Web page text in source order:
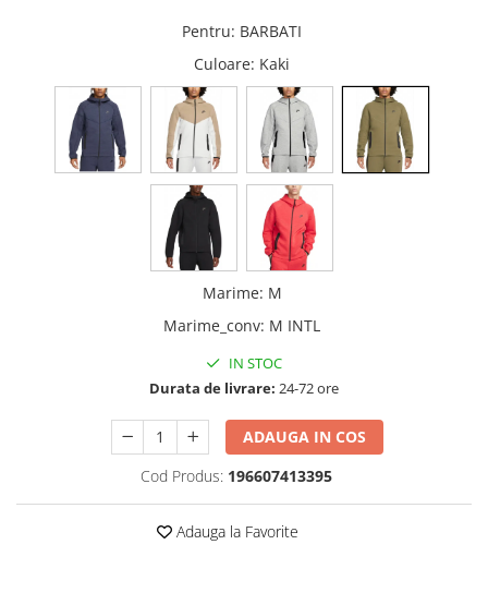
Pentru: BARBATI
Culoare: Kaki
Marime: M
Marime_conv: M INTL
IN STOC
Durata de livrare: 24-72 ore
ADAUGA IN COS
Cod Produs: 196607413395
Adauga la Favorite